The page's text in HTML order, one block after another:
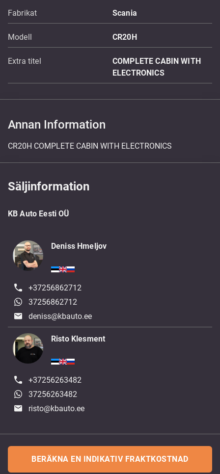
Fabrikat Scania
Modell CR20H
Extra titel
COMPLETE CABIN WITH
ELECTRONICS
Annan Information
CR20H COMPLETE CABIN WITH ELECTRONICS
Säljinformation
KB Auto Eesti OÜ
Deniss Hmeljov
+37256862712
37256862712
deniss@kbauto.ee
Risto Klesment
+37256263482
37256263482
risto@kbauto.ee
BERÄKNA EN INDIKATIV FRAKTKOSTNAD